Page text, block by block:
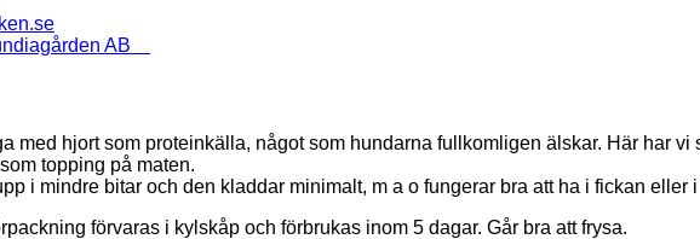
AB
med hjort som proteinkälla, något som hundarna fullkomligen älskar. Här har
topping på maten.
i mindre bitar och den kladdar minimalt, m a o fungerar bra att ha i fickan eller
förvaras i kylskåp och förbrukas inom 5 dagar. Går bra att frysa.